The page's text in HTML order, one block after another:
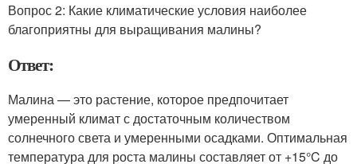
Вопрос 2: Какие климатические условия наиболее
благоприятны для выращивания малины?
Ответ:
Малина — это растение, которое предпочитает
умеренный климат с достаточным количеством
солнечного света и умеренными осадками. Оптимальная
температура для роста малины составляет от +15°C до